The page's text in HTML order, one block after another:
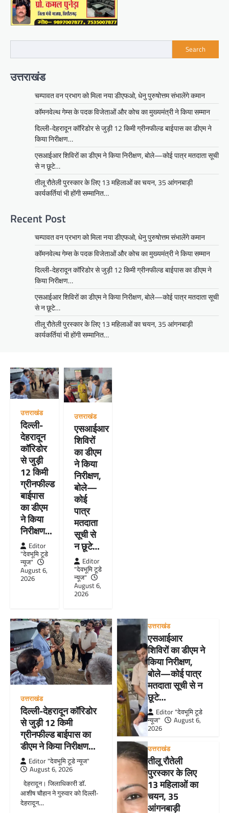
Search
उत्तराखंड
चम्पावत वन प्रभाग को मिला नया डीएफओ, धेनु पुरुषोत्तम संभालेंगे कमान
कॉमनवेल्थ गेम्स के पदक विजेताओं और कोच का मुख्यमंत्री ने किया सम्मान
दिल्ली-देहरादून कॉरिडोर से जुड़ी 12 किमी ग्रीनफील्ड बाईपास का डीएम ने
किया निरीक्षण…
एसआईआर शिविरों का डीएम ने किया निरीक्षण, बोले—कोई पात्र मतदाता सूची
से न छूटे…
तीलू रौतेली पुरस्कार के लिए 13 महिलाओं का चयन, 35 आंगनबाड़ी
कार्यकर्तियां भी होंगी सम्मानित…
Recent Post
चम्पावत वन प्रभाग को मिला नया डीएफओ, धेनु पुरुषोत्तम संभालेंगे कमान
कॉमनवेल्थ गेम्स के पदक विजेताओं और कोच का मुख्यमंत्री ने किया सम्मान
दिल्ली-देहरादून कॉरिडोर से जुड़ी 12 किमी ग्रीनफील्ड बाईपास का डीएम ने
किया निरीक्षण…
एसआईआर शिविरों का डीएम ने किया निरीक्षण, बोले—कोई पात्र मतदाता सूची
से न छूटे…
तीलू रौतेली पुरस्कार के लिए 13 महिलाओं का चयन, 35 आंगनबाड़ी
कार्यकर्तियां भी होंगी सम्मानित…
उत्तराखंड
दिल्ली-
देहरादून
कॉरिडोर
से जुड़ी
12 किमी
ग्रीनफील्ड
बाईपास
का डीएम
ने किया
निरीक्षण…
Editor
"देवभूमि टूडे
न्यूज"
August 6,
2026
उत्तराखंड
एसआईआर
शिविरों
का डीएम
ने किया
निरीक्षण,
बोले—
कोई
पात्र
मतदाता
सूची से
न छूटे…
Editor
"देवभूमि टूडे
न्यूज"
August 6,
2026
उत्तराखंड
दिल्ली-देहरादून कॉरिडोर
से जुड़ी 12 किमी
ग्रीनफील्ड बाईपास का
डीएम ने किया निरीक्षण…
Editor "देवभूमि टूडे न्यूज"
August 6, 2026
देहरादून। जिलाधिकारी डॉ.
आशीष चौहान ने गुरुवार को दिल्ली-
देहरादून…
उत्तराखंड
एसआईआर
शिविरों का डीएम ने
किया निरीक्षण,
बोले—कोई पात्र
मतदाता सूची से न
छूटे…
Editor "देवभूमि टूडे
न्यूज"
August 6,
2026
उत्तराखंड
तीलू रौतेली
पुरस्कार के लिए
13 महिलाओं का
चयन, 35
आंगनबाड़ी